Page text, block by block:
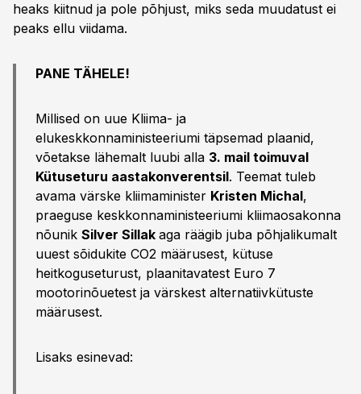
heaks kiitnud ja pole põhjust, miks seda muudatust ei
peaks ellu viidama.
PANE TÄHELE!
Millised on uue Kliima- ja
elukeskkonnaministeeriumi täpsemad plaanid,
võetakse lähemalt luubi alla 3. mail toimuval
Kütuseturu aastakonverentsil. Teemat tuleb
avama värske kliimaminister Kristen Michal,
praeguse keskkonnaministeeriumi kliimaosakonna
nõunik Silver Sillak aga räägib juba põhjalikumalt
uuest sõidukite CO2 määrusest, kütuse
heitkoguseturust, plaanitavatest Euro 7
mootorinõuetest ja värskest alternatiivkütuste
määrusest.
Lisaks esinevad: